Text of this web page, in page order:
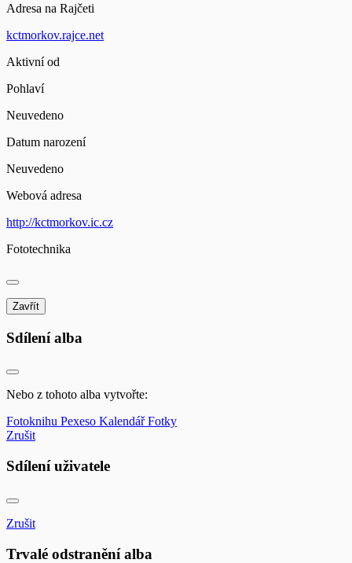
Adresa na Rajčeti
kctmorkov.rajce.net
Aktivní od
Pohlaví
Neuvedeno
Datum narození
Neuvedeno
Webová adresa
http://kctmorkov.ic.cz
Fototechnika
Zavřít
Sdílení alba
Nebo z tohoto alba vytvořte:
Fotoknihu Pexeso KalendářFotky
Zrušit
Sdílení uživatele
Zrušit
Trvalé odstranění alba